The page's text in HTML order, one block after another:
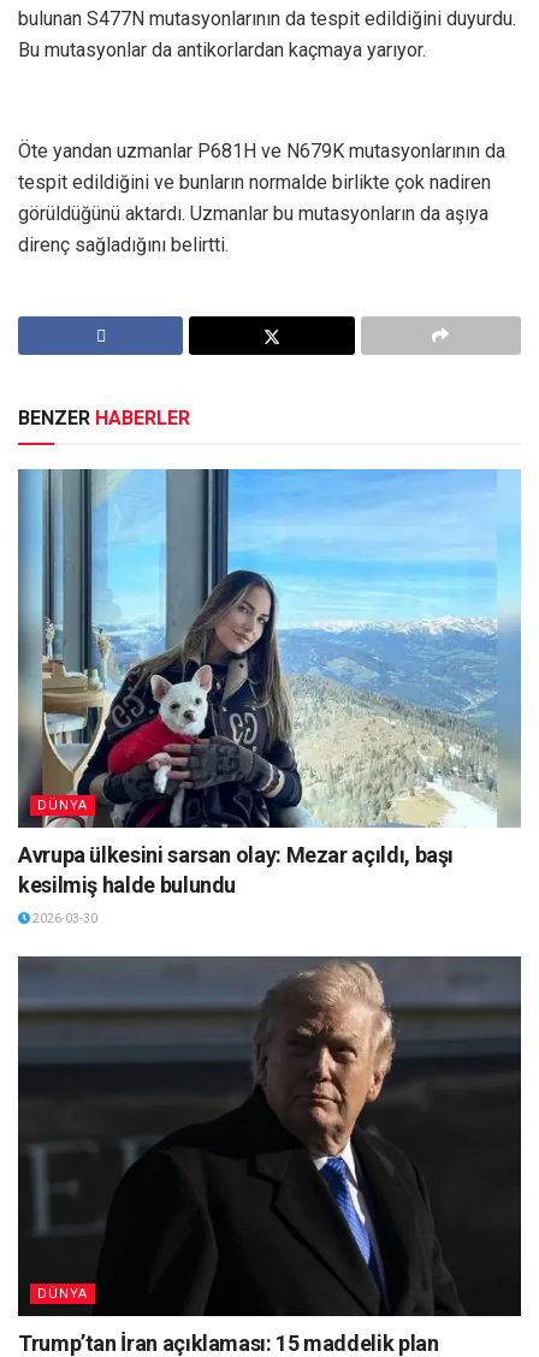
bulunan S477N mutasyonlarının da tespit edildiğini duyurdu.
Bu mutasyonlar da antikorlardan kaçmaya yarıyor.
Öte yandan uzmanlar P681H ve N679K mutasyonlarının da
tespit edildiğini ve bunların normalde birlikte çok nadiren
görüldüğünü aktardı. Uzmanlar bu mutasyonların da aşıya
direnç sağladığını belirtti.
BENZER HABERLER
DÜNYA
Avrupa ülkesini sarsan olay: Mezar açıldı, başı
kesilmiş halde bulundu
2026-03-30
DÜNYA
Trump’tan İran açıklaması: 15 maddelik plan